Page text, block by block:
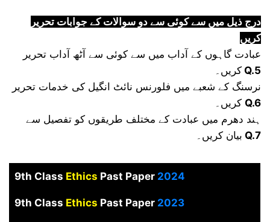
درج ذیل میں سے کوئی سے دو سوالات کے جوابات تحریر
کریں
عبادت گاہوں کے آداب میں سے کوئی سے آٹھ آداب تحریر
کریں۔Q.5
نرسنگ کے شعبے میں فلورنس نائٹ انگیل کی خدمات تحریر
کریں۔ Q.6
ہند دھرم میں عبادت کے مختلف طریقوں کو تفصیل سے
بیان کریں۔ Q.7
9th Class Ethics Past Paper 2024
9th Class Ethics Past Paper 2023